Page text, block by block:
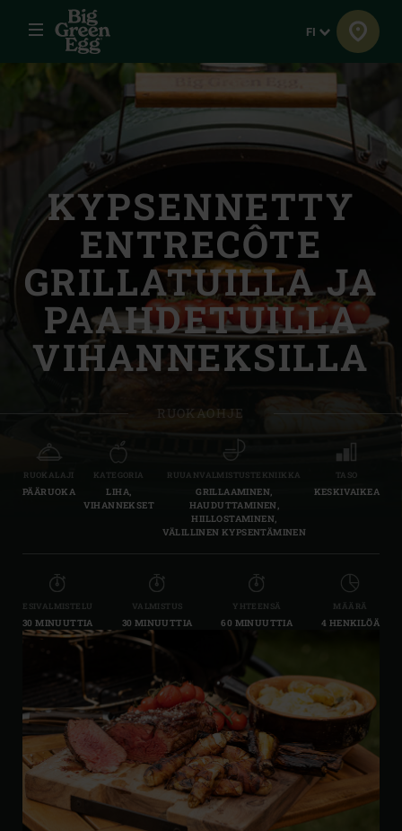
Menu Kieli
FI
KYPSENNETTY
ENTRECÔTE
GRILLATUILLA JA
PAAHDETUILLA
VIHANNEKSILLA
RUOKAOHJE
RUOKALAJI
PÄÄRUOKA
KATEGORIA
LIHA,
VIHANNEKSET
RUUANVALMISTUSTEKNIIKKA
GRILLAAMINEN,
HAUDUTTAMINEN,
HIILLOSTAMINEN,
VÄLILLINEN KYPSENTÄMINEN
TASO
KESKIVAIKEA
ESIVALMISTELU
30 MINUUTTIA
VALMISTUS
30 MINUUTTIA
YHTEENSÄ
60 MINUUTTIA
MÄÄRÄ
4 HENKILÖÄ